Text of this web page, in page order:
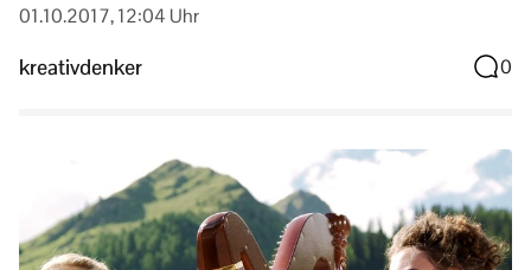
01.10.2017, 12:04 Uhr
kreativdenker 0